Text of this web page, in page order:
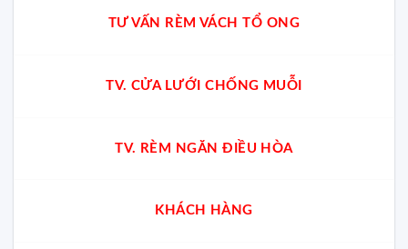
TƯ VẤN RÈM VÁCH TỔ ONG
TV. CỬA LƯỚI CHỐNG MUỖI
TV. RÈM NGĂN ĐIỀU HÒA
KHÁCH HÀNG